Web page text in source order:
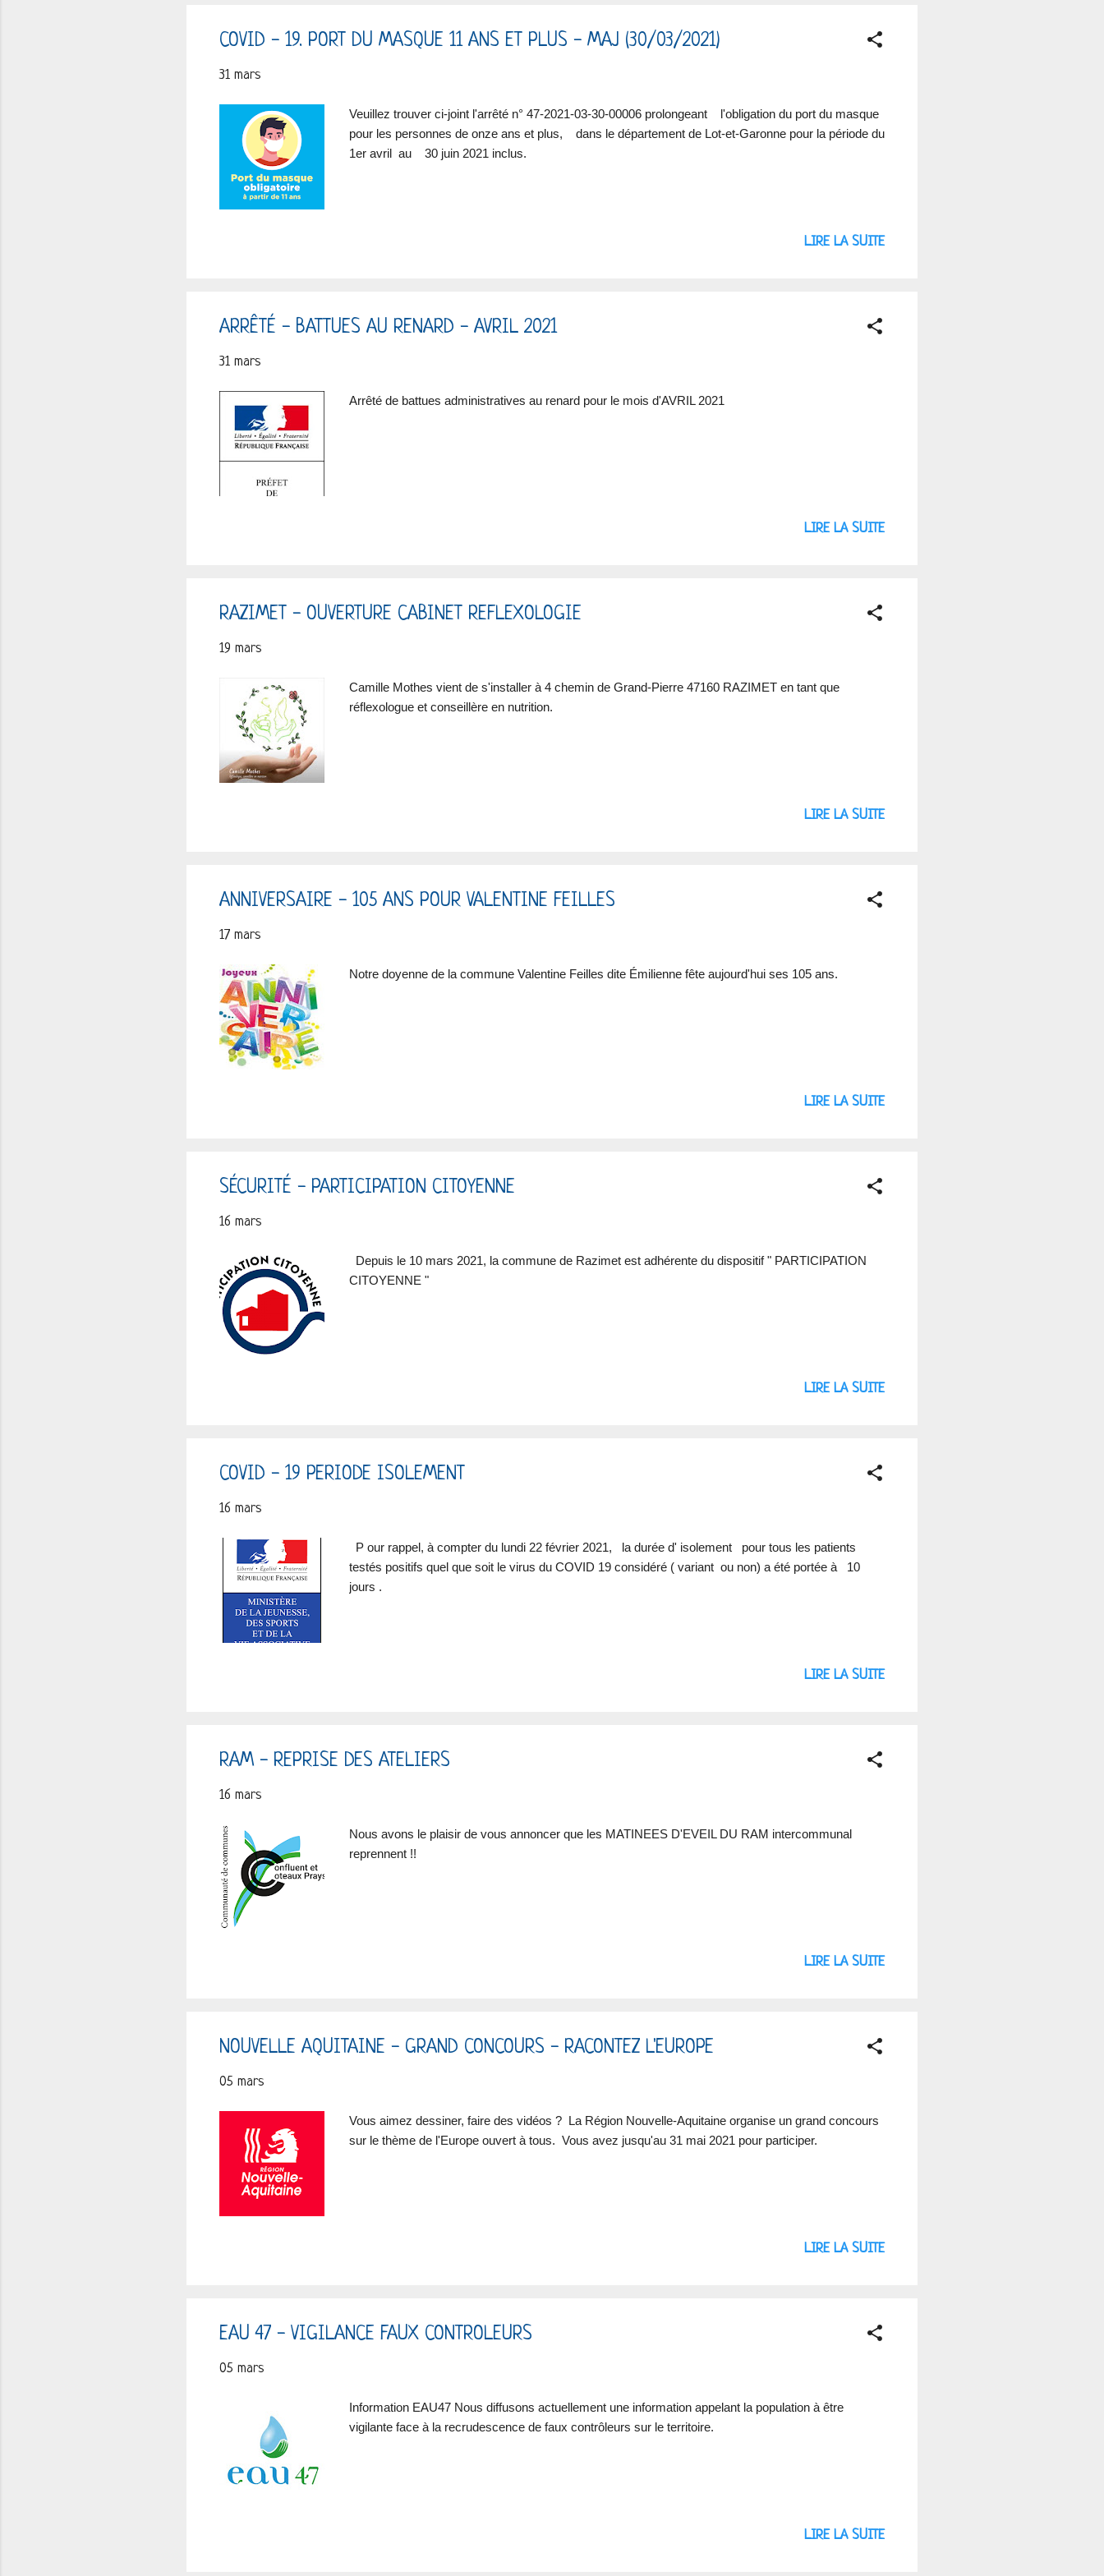
COVID - 19. PORT DU MASQUE 11 ANS ET PLUS - MAJ (30/03/2021)
31 mars
Veuillez trouver ci-joint l'arrêté n° 47-2021-03-30-00006 prolongeant l'obligation du port du masque
pour les personnes de onze ans et plus, dans le département de Lot-et-Garonne pour la période du
1er avril au 30 juin 2021 inclus.
LIRE LA SUITE
ARRÊTÉ - BATTUES AU RENARD - AVRIL 2021
31 mars
Arrêté de battues administratives au renard pour le mois d'AVRIL 2021
LIRE LA SUITE
RAZIMET - OUVERTURE CABINET REFLEXOLOGIE
19 mars
Camille Mothes vient de s'installer à 4 chemin de Grand-Pierre 47160 RAZIMET en tant que
réflexologue et conseillère en nutrition.
LIRE LA SUITE
ANNIVERSAIRE - 105 ANS POUR VALENTINE FEILLES
17 mars
Notre doyenne de la commune Valentine Feilles dite Émilienne fête aujourd'hui ses 105 ans.
LIRE LA SUITE
SÉCURITÉ - PARTICIPATION CITOYENNE
16 mars
Depuis le 10 mars 2021, la commune de Razimet est adhérente du dispositif " PARTICIPATION
CITOYENNE "
LIRE LA SUITE
COVID - 19 PERIODE ISOLEMENT
16 mars
P our rappel, à compter du lundi 22 février 2021, la durée d' isolement pour tous les patients
testés positifs quel que soit le virus du COVID 19 considéré ( variant ou non) a été portée à 10
jours .
LIRE LA SUITE
RAM - REPRISE DES ATELIERS
16 mars
Nous avons le plaisir de vous annoncer que les MATINEES D'EVEIL DU RAM intercommunal
reprennent !!
LIRE LA SUITE
NOUVELLE AQUITAINE - GRAND CONCOURS - RACONTEZ L'EUROPE
05 mars
Vous aimez dessiner, faire des vidéos ? La Région Nouvelle-Aquitaine organise un grand concours
sur le thème de l'Europe ouvert à tous. Vous avez jusqu'au 31 mai 2021 pour participer.
LIRE LA SUITE
EAU 47 - VIGILANCE FAUX CONTROLEURS
05 mars
Information EAU47 Nous diffusons actuellement une information appelant la population à être
vigilante face à la recrudescence de faux contrôleurs sur le territoire.
LIRE LA SUITE